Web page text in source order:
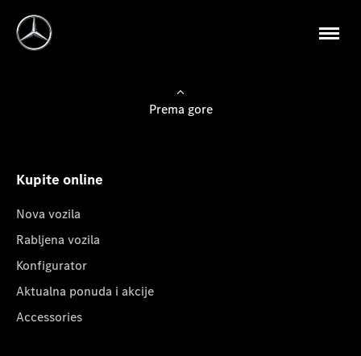
Prema gore
Kupite online
Nova vozila
Rabljena vozila
Konfigurator
Aktualna ponuda i akcije
Accessories